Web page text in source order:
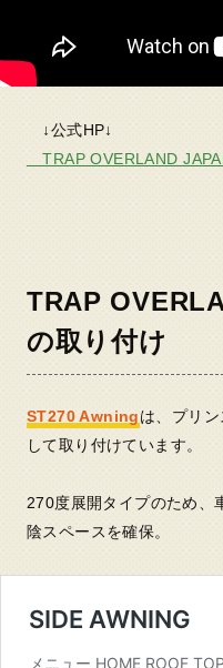
↓公式HP↓
TRAP OVERLAND
TRAP
の取り付け
ST270 Awningは、プリ
して取り付けています。
270度展開タイプのため、
陰スペースを確保。